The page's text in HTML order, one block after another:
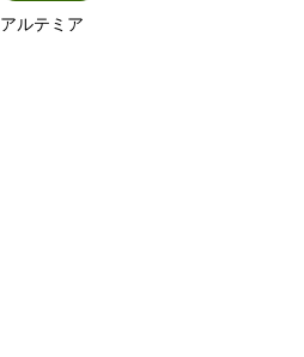
アルテミア